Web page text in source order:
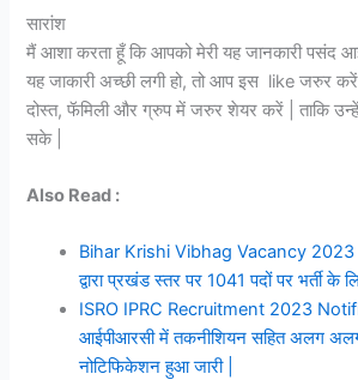
सारांश
मैं आशा करता हूँ कि आपको मेरी यह जानकारी पसंद
यह जाकारी अच्छी लगी हो, तो आप इस like जरुर
दोस्त, फॅमिली और ग्रुप में जरुर शेयर करें | ताकि उन्हें
सके |
Also Read :
Bihar Krishi Vibhag Vacancy 2023 :
द्वारा प्रखंड स्तर पर 1041 पदों पर भर्ती
ISRO IPRC Recruitment 2023
आईपीआरसी में तकनीशियन सहित अलग अलग
नोटिफिकेशन हुआ जारी |